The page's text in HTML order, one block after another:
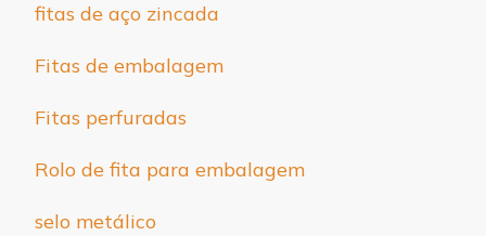
fitas de aço zincada
Fitas de embalagem
Fitas perfuradas
Rolo de fita para embalagem
selo metálico